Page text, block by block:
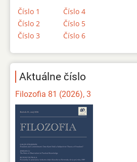
Číslo 1
Číslo 2
Číslo 3
Číslo 4
Číslo 5
Číslo 6
Aktuálne číslo
Filozofia 81 (2026), 3